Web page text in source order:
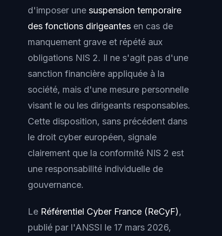
d'imposer une suspension temporaire
des fonctions dirigeantes en cas de
manquement grave et répété aux
obligations NIS 2. Il ne s'agit pas d'une
sanction financière appliquée à la
société, mais d'une mesure personnelle
visant le ou les dirigeants responsables.
Cette disposition, sans précédent dans
le droit cyber européen, signale
clairement que la conformité NIS 2 est
une responsabilité individuelle de
gouvernance.
Le Référentiel Cyber France (ReCyF),
publié par l'ANSSI le 17 mars 2026,